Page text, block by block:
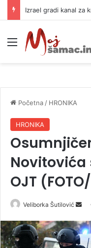
Izrael gradi kanal za
Meni
Početna / HRONIKA
HRONIKA
Novitovića
OJT
Veliborka Šutilović
n